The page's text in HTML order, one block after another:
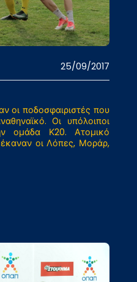
25/09/2017
οι ποδοσφαιριστές που
Οι υπόλοιποι
ομάδα Κ20. Ατομικό
οι Λόπες, Μοράρ,